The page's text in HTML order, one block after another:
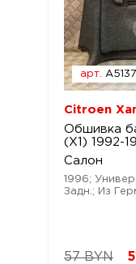
арт.
Citroen
Обшивка
(X1) 1992-
Салон
1996;
Задн.; Из
57 BYN